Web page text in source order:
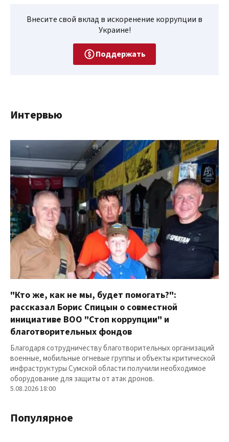
Внесите свой вклад в искоренение коррупции в
Украине!
Поддержать
Интервью
"Кто же, как не мы, будет помогать?":
рассказал Борис Спицын о совместной
инициативе ВОО "Стоп коррупции" и
благотворительных фондов
Благодаря сотрудничеству благотворительных организаций
военные, мобильные огневые группы и объекты критической
инфраструктуры Сумской области получили необходимое
оборудование для защиты от атак дронов.
5.08.2026 18:00
Популярное